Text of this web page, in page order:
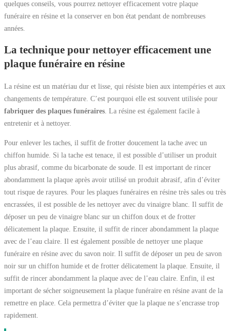
quelques conseils, vous pourrez nettoyer efficacement votre plaque
funéraire en résine et la conserver en bon état pendant de nombreuses
années.
La technique pour nettoyer efficacement une
plaque funéraire en résine
La résine est un matériau dur et lisse, qui résiste bien aux intempéries et aux
changements de température. C’est pourquoi elle est souvent utilisée pour
fabriquer des plaques funéraires . La résine est également facile à
entretenir et à nettoyer.
Pour enlever les taches, il suffit de frotter doucement la tache avec un
chiffon humide. Si la tache est tenace, il est possible d’utiliser un produit
plus abrasif, comme du bicarbonate de soude. Il est important de rincer
abondamment la plaque après avoir utilisé un produit abrasif, afin d’éviter
tout risque de rayures. Pour les plaques funéraires en résine très sales ou très
encrassées, il est possible de les nettoyer avec du vinaigre blanc. Il suffit de
déposer un peu de vinaigre blanc sur un chiffon doux et de frotter
délicatement la plaque. Ensuite, il suffit de rincer abondamment la plaque
avec de l’eau claire. Il est également possible de nettoyer une plaque
funéraire en résine avec du savon noir. Il suffit de déposer un peu de savon
noir sur un chiffon humide et de frotter délicatement la plaque. Ensuite, il
suffit de rincer abondamment la plaque avec de l’eau claire. Enfin, il est
important de sécher soigneusement la plaque funéraire en résine avant de la
remettre en place. Cela permettra d’éviter que la plaque ne s’encrasse trop
rapidement.